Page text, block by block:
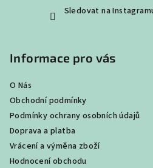
Sledovat na
Informace pro vás
O Nás
Obchodní podmínky
Podmínky ochrany osobních údajů
Doprava a platba
Vrácení a výměna zboží
Hodnocení obchodu